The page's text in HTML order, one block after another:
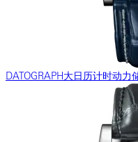
DATOGRAPH大日历计时动力